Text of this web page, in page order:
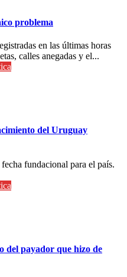
problema
en las últimas horas
calles anegadas y el...
del Uruguay
fundacional para el país.
del payador que hizo de